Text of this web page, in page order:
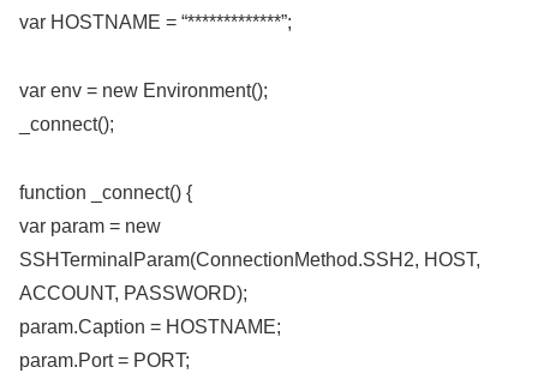
var HOSTNAME = “*************”;
var env = new Environment();
_connect();
function _connect() {
var param = new
SSHTerminalParam(ConnectionMethod.SSH2, HOST,
ACCOUNT, PASSWORD);
param.Caption = HOSTNAME;
param.Port = PORT;